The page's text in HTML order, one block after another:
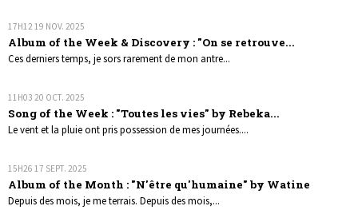
17H1219 NOV. 2025
Album of the Week & Discovery : "On se retrouve...
Ces derniers temps, je sors rarement de mon antre...
11H03 20 OCT. 2025
Song of the Week : "Toutes les vies" by Rebeka...
Le vent et la pluie ont pris possession de mes journées....
15H26 17 SEPT. 2025
Album of the Month : "N'être qu'humaine" by Watine
Depuis des mois, je me terrais. Depuis des mois,...